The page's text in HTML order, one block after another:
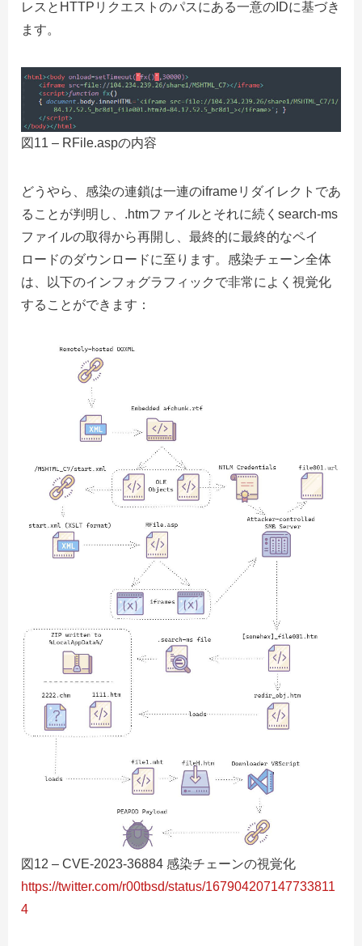
レスとHTTPリクエストのパスにある一意のIDに基づき
ます。
図11 – RFile.aspの内容
どうやら、感染の連鎖は一連のiframeリダイレクトであ
ることが判明し、.htmファイルとそれに続くsearch-ms
ファイルの取得から再開し、最終的に最終的なペイ
ロードのダウンロードに至ります。感染チェーン全体
は、以下のインフォグラフィックで非常によく視覚化
することができます：
図12 – CVE-2023-36884 感染チェーンの視覚化
https://twitter.com/r00tbsd/status/167904207147733811
4